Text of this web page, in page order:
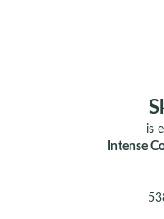
is
Intense